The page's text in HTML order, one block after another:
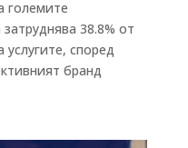
големите
38.8% от
според
бранд